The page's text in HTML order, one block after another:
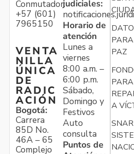
Conmutador:
+57 (601)
7965150
VENTA
NILLA
ÚNICA
DE
RADIC
ACIÓN
Bogotá:
Carrera
85D No.
46A – 65
Complejo
judiciales:
Horario de
atención
Lunes a
viernes
8:00 a.m. –
6:00 p.m.
Sábado,
Domingo y
Festivos
Auto
consulta
Puntos de
PAZ
A